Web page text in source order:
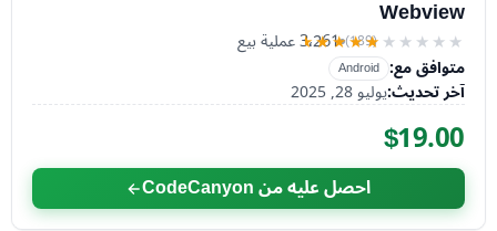
Webview
★★★★★
★★★★★
(189) 3٬261 عملية بيع
متوافق مع: Android
آخر تحديث:يوليو 28, 2025
$19.00
احصل عليه من CodeCanyon